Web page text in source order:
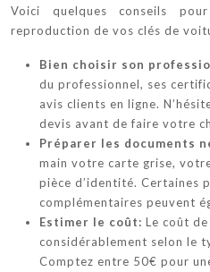
Voici quelques conseils
reproduction de vos clés de
Bien choisir son
du professionnel, ses
avis clients en ligne.
devis avant de faire votre
Préparer les documents
main votre carte grise,
pièce d’identité. Certaines
complémentaires peuvent
Estimer le coût: Le coût
considérablement selon le
Comptez entre 50€ pour